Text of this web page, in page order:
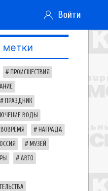
Войти
метки
ПРОИСШЕСТВИЯ
ПРАЗДНИК
ВОДЫ
НАГРАДА
МУЗЕЙ
АВТО